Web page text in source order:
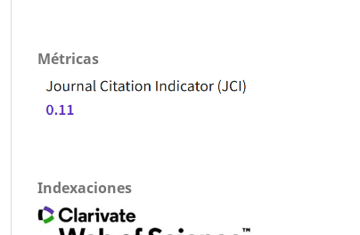
Métricas
Indexaciones